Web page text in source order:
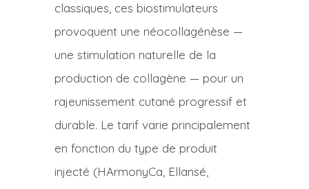
classiques, ces biostimulateurs
provoquent une néocollagénèse —
une stimulation naturelle de la
production de collagène — pour un
rajeunissement cutané progressif et
durable. Le tarif varie principalement
en fonction du type de produit
injecté (HArmonyCa, Ellansé,